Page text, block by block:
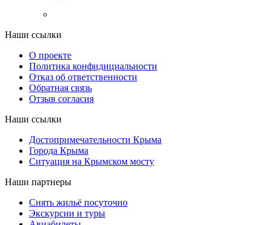
Наши ссылки
О проекте
Политика конфидициальности
Отказ об ответственности
Обратная связь
Отзыв согласия
Наши ссылки
Достопримечательности Крыма
Города Крыма
Ситуация на Крымском мосту
Наши партнеры
Снять жильё посуточно
Экскурсии и туры